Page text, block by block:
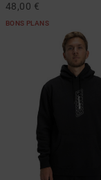
48,00 €
BONS PLANS